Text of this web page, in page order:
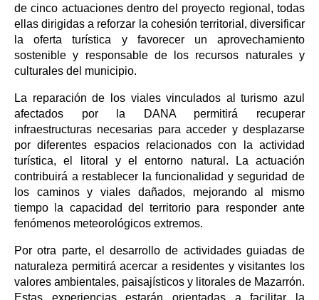
de cinco actuaciones dentro del proyecto regional, todas
ellas dirigidas a reforzar la cohesión territorial, diversificar
la oferta turística y favorecer un aprovechamiento
sostenible y responsable de los recursos naturales y
culturales del municipio.
La reparación de los viales vinculados al turismo azul
afectados por la DANA permitirá recuperar
infraestructuras necesarias para acceder y desplazarse
por diferentes espacios relacionados con la actividad
turística, el litoral y el entorno natural. La actuación
contribuirá a restablecer la funcionalidad y seguridad de
los caminos y viales dañados, mejorando al mismo
tiempo la capacidad del territorio para responder ante
fenómenos meteorológicos extremos.
Por otra parte, el desarrollo de actividades guiadas de
naturaleza permitirá acercar a residentes y visitantes los
valores ambientales, paisajísticos y litorales de Mazarrón.